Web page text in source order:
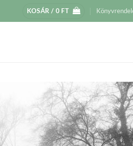
KOSÁR / 0 FT